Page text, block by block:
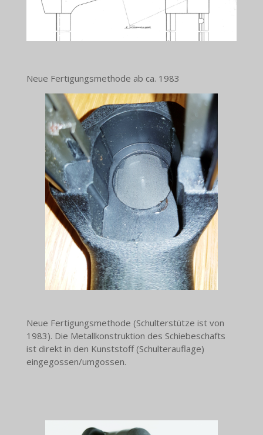
Neue Fertigungsmethode ab ca. 1983
Neue Fertigungsmethode (Schulterstütze ist von
1983). Die Metallkonstruktion des Schiebeschafts
ist direkt in den Kunststoff (Schulterauflage)
eingegossen/umgossen.